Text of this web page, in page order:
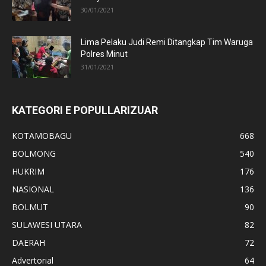
30/01/2021
Lima Pelaku Judi Remi Ditangkap Tim Waruga
Polres Minut
31/01/2021
KATEGORI E POPULLARIZUAR
KOTAMOBAGU
668
BOLMONG
540
HUKRIM
176
NASIONAL
136
BOLMUT
90
SULAWESI UTARA
82
DAERAH
72
Advertorial
64